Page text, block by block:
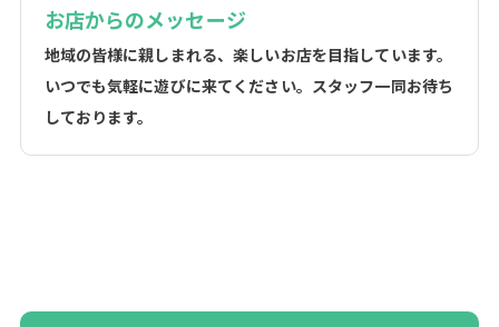
お店からのメッセージ
地域の皆様に親しまれる、楽しいお店を目指しています。
いつでも気軽に遊びに来てください。スタッフ一同お待ち
しております。